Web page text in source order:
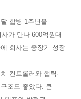
합병 1주년을
가 만나 600억원대
회사는 중장기 성장
컨트롤러와 햅틱·
조도 좋았다. 큰